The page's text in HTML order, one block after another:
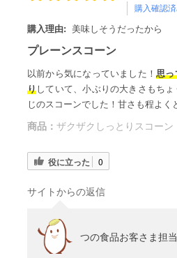
購入確認
購入理由: 美味しそうだったから
プレーンスコーン
以前から気になっていました！思っ
りしていて、小ぶりの大きさもち
じのスコーンでした！甘さも程よく
商品： ザクザクしっとりスコーン
役に立った 0
サイトからの返信
つの食品お客さま担当